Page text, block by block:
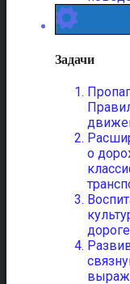
Задачи
о